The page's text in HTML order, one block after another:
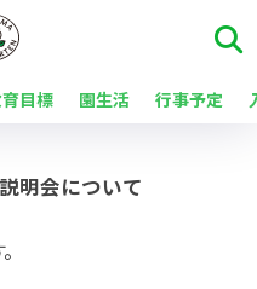
目標 園生活 行事予定
明会について